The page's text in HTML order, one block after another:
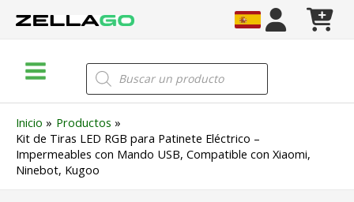
Menu
Búsqueda
de
productos
Inicio
Productos
Kit de Tiras LED RGB para Patinete Eléctrico –
Impermeables con Mando USB, Compatible con Xiaomi,
Ninebot, Kugoo